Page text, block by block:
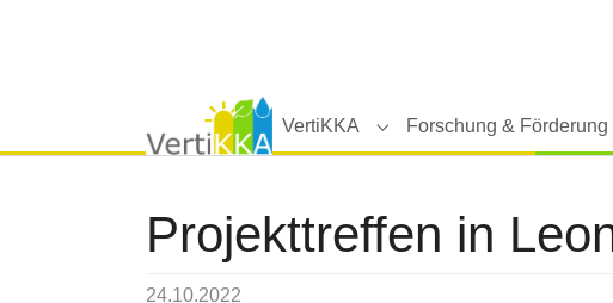
Zum Hauptinhalt springen
VertiKKA
Submenu for "VertiKKA"
Forschung & Förderung
Projekttreffen in
24.10.2022